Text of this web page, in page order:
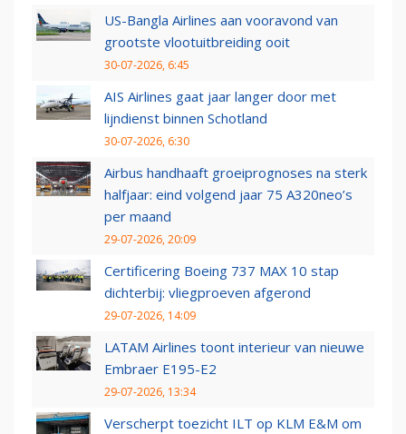
US-Bangla Airlines aan vooravond van
grootste vlootuitbreiding ooit
30-07-2026, 6:45
AIS Airlines gaat jaar langer door met
lijndienst binnen Schotland
30-07-2026, 6:30
Airbus handhaaft groeiprognoses na sterk
halfjaar: eind volgend jaar 75 A320neo’s
per maand
29-07-2026, 20:09
Certificering Boeing 737 MAX 10 stap
dichterbij: vliegproeven afgerond
29-07-2026, 14:09
LATAM Airlines toont interieur van nieuwe
Embraer E195-E2
29-07-2026, 13:34
Verscherpt toezicht ILT op KLM E&M om